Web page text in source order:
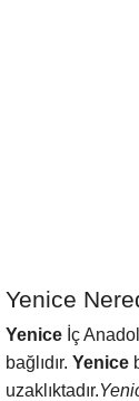
Yenice
Yenice İç
bağlıdır. Yenice
uzaklıktadır.